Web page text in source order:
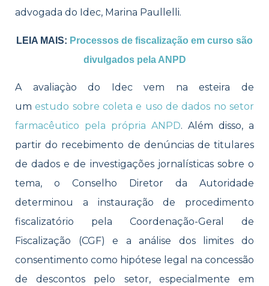
advogada do Idec, Marina Paullelli.
LEIA MAIS: Processos de fiscalização em curso são
divulgados pela ANPD
A avaliaçào do Idec vem na esteira de
umestudo sobre coleta e uso de dados no setor
farmacêutico pela própria ANPD. Além disso, a
partir do recebimento de denúncias de titulares
de dados e de investigações jornalísticas sobre o
tema, o Conselho Diretor da Autoridade
determinou a instauração de procedimento
fiscalizatório pela Coordenação-Geral de
Fiscalização (CGF) e a análise dos limites do
consentimento como hipótese legal na concessão
de descontos pelo setor, especialmente em